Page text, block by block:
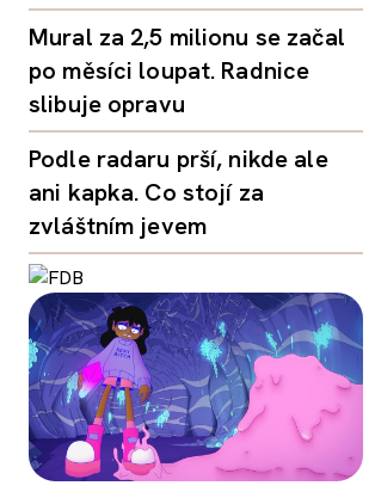
Mural za 2,5 milionu se začal
po měsíci loupat. Radnice
slibuje opravu
Podle radaru prší, nikde ale
ani kapka. Co stojí za
zvláštním jevem